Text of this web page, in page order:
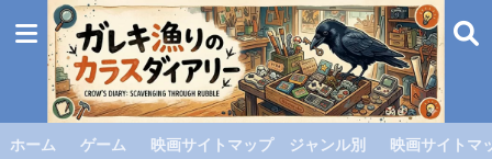
ホーム ゲーム 映画サイトマップ ジャンル別 映画サイト